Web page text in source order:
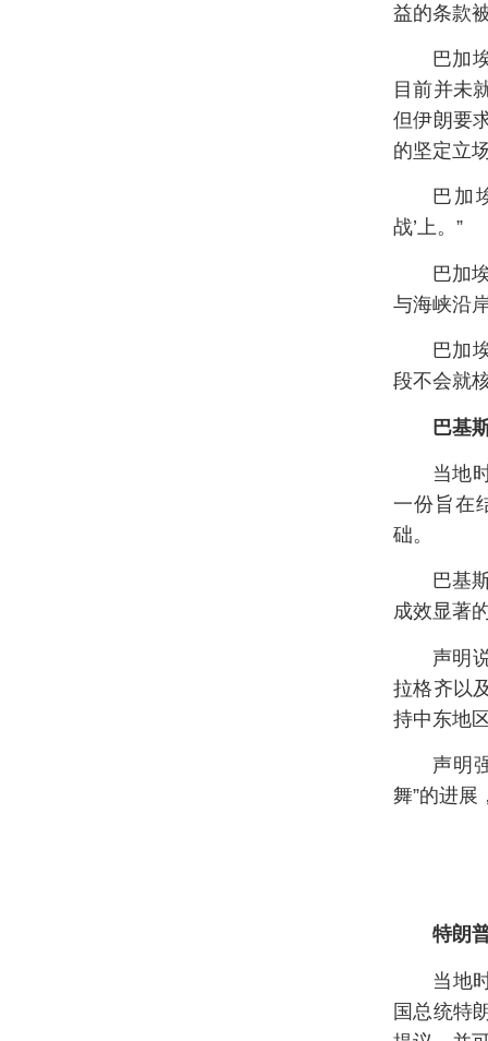
益的条款
巴加
目前并未
但伊朗要
的坚定立
巴加
战’上。”
巴加
与海峡沿
巴加
段不会就
巴基
当地
一份旨在
础。
巴基
成效显著
声明
拉格齐以
持中东地
声明
舞”的进
特朗
当地
国总统特